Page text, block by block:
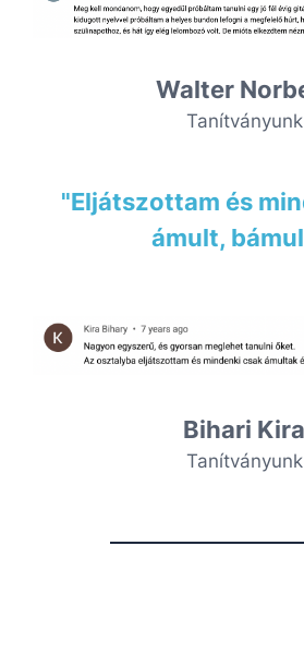
Walter
Tanítványunk
"Eljátszottam és
ámult,
Bihari Kira
Tanítványunk